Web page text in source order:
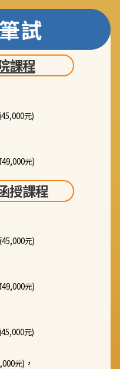
筆試
課程
元)
元)
授課程
元)
元)
元)
元) ，